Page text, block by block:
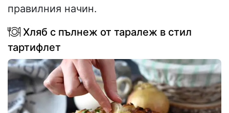
правилния начин.
Хляб с пълнеж от таралеж в стил
тартифлет